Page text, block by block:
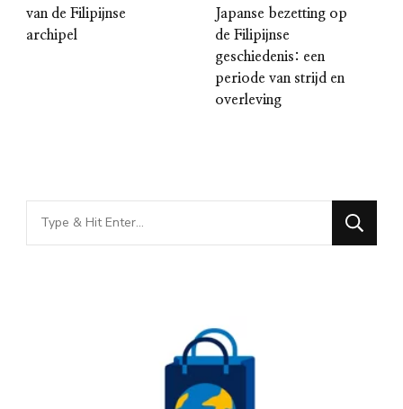
van de Filipijnse
archipel
Japanse bezetting op
de Filipijnse
geschiedenis: een
periode van strijd en
overleving
Looking
for